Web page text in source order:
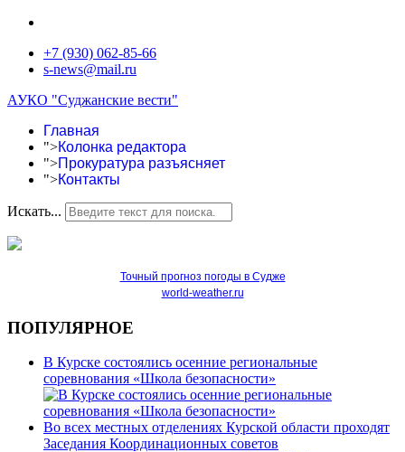
+7 (930) 062-85-66
s-news@mail.ru
АУКО "Суджанские вести"
Главная
">Колонка редактора
">Прокуратура разъясняет
">Контакты
Искать...
Точный прогноз погоды в Судже
world-weather.ru
ПОПУЛЯРНОЕ
В Курске состоялись осенние региональные
соревнования «Школа безопасности»
Во всех местных отделениях Курской области проходят
Заседания Координационных советов